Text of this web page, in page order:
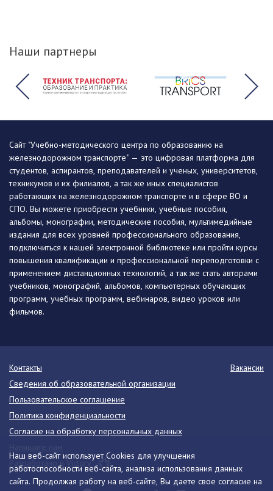
Наши партнеры
Наш веб-сайт использует Cookies для улучшения
работоспособности веб-сайта, анализа использования данных
сайта. Продолжая работу на веб-сайте, Вы даете свое согласие на
Сайт "Учебно-методического центра по образованию на
железнодорожном транспорте" — это цифровая платформа для
студентов, аспирантов, преподавателей и ученых, университетов,
техникумов и их филиалов, а так же иных специалистов
работающих на железнодорожном транспорте и в сфере ВО и
СПО. Вы можете приобрести учебники, учебные пособия,
альбомы, монографии, методические пособия, мультимедийные
издания для всех уровней профессионального образования,
подключиться к нашей электронной библиотеке или пройти курсы
повышения квалификации и профессиональной переподготовки с
применением дистанционных технологий, а так же стать авторами
учебников, монографий, альбомов, компьютерных обучающих
программ, учебных программ, вебинаров, видео уроков или
фильмов.
Контакты
Вакансии
Сведения об образовательной организации
Пользовательское соглашение
Политика конфиденциальности
Согласие на обработку персональных данных
Разработано в Victory